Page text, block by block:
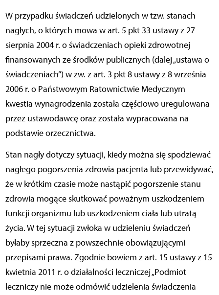
W przypadku świadczeń udzielonych w tzw. stanach
nagłych, o których mowa w art. 5 pkt 33 ustawy z 27
sierpnia 2004 r. o świadczeniach opieki zdrowotnej
finansowanych ze środków publicznych (dalej „ustawa o
świadczeniach”) w zw. z art. 3 pkt 8 ustawy z 8 września
2006 r. o Państwowym Ratownictwie Medycznym
kwestia wynagrodzenia została częściowo uregulowana
przez ustawodawcę oraz została wypracowana na
podstawie orzecznictwa.
Stan nagły dotyczy sytuacji, kiedy można się spodziewać
nagłego pogorszenia zdrowia pacjenta lub przewidywać,
że w krótkim czasie może nastąpić pogorszenie stanu
zdrowia mogące skutkować poważnym uszkodzeniem
funkcji organizmu lub uszkodzeniem ciała lub utratą
życia. W tej sytuacji zwłoka w udzieleniu świadczeń
byłaby sprzeczna z powszechnie obowiązującymi
przepisami prawa. Zgodnie bowiem z art. 15 ustawy z 15
kwietnia 2011 r. o działalności leczniczej „Podmiot
leczniczy nie może odmówić udzielenia świadczenia